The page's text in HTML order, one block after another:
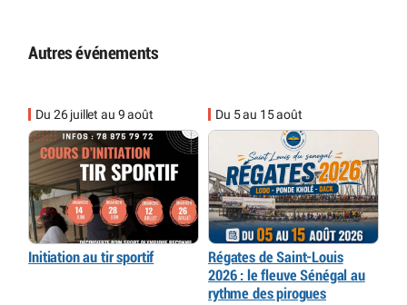
Autres événements
Du 26 juillet au 9 août
Initiation au tir sportif
Du 5 au 15 août
Régates de Saint-Louis
2026 : le fleuve Sénégal au
rythme des pirogues